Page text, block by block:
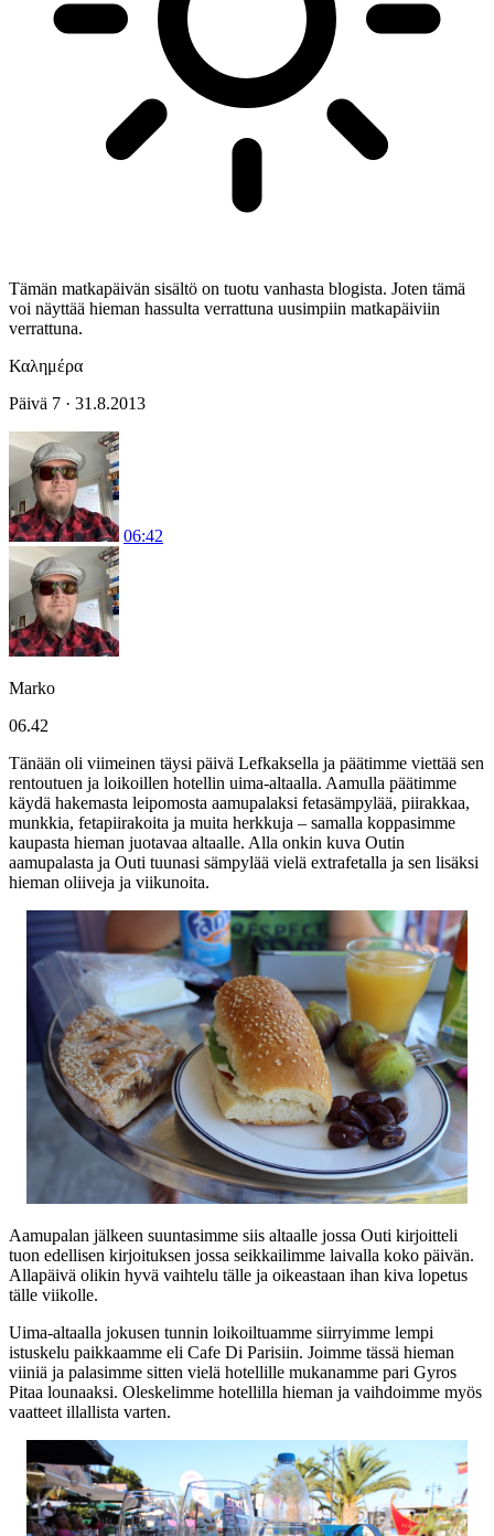
Tämän matkapäivän sisältö on tuotu vanhasta blogista. Joten tämä
voi näyttää hieman hassulta verrattuna uusimpiin matkapäiviin
verrattuna.
Καλημέρα
Päivä 7 · 31.8.2013
06:42
Marko
06.42
Tänään oli viimeinen täysi päivä Lefkaksella ja päätimme viettää sen
rentoutuen ja loikoillen hotellin uima-altaalla. Aamulla päätimme
käydä hakemasta leipomosta aamupalaksi fetasämpylää, piirakkaa,
munkkia, fetapiirakoita ja muita herkkuja – samalla koppasimme
kaupasta hieman juotavaa altaalle. Alla onkin kuva Outin
aamupalasta ja Outi tuunasi sämpylää vielä extrafetalla ja sen lisäksi
hieman oliiveja ja viikunoita.
Aamupalan jälkeen suuntasimme siis altaalle jossa Outi kirjoitteli
tuon edellisen kirjoituksen jossa seikkailimme laivalla koko päivän.
Allapäivä olikin hyvä vaihtelu tälle ja oikeastaan ihan kiva lopetus
tälle viikolle.
Uima-altaalla jokusen tunnin loikoiltuamme siirryimme lempi
istuskelu paikkaamme eli Cafe Di Parisiin. Joimme tässä hieman
viiniä ja palasimme sitten vielä hotellille mukanamme pari Gyros
Pitaa lounaaksi. Oleskelimme hotellilla hieman ja vaihdoimme myös
vaatteet illallista varten.